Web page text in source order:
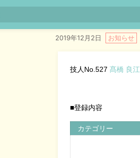
2019年12月2日 お知らせ
技人 No.527 髙橋 良江
■登録内容
カテゴリー